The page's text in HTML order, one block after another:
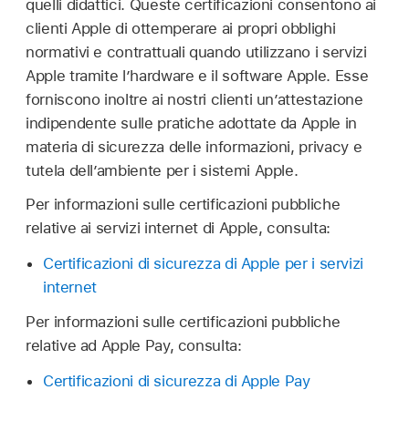
quelli didattici. Queste certificazioni consentono ai
clienti Apple di ottemperare ai propri obblighi
normativi e contrattuali quando utilizzano i servizi
Apple tramite l’hardware e il software Apple. Esse
forniscono inoltre ai nostri clienti un’attestazione
indipendente sulle pratiche adottate da Apple in
materia di sicurezza delle informazioni, privacy e
tutela dell’ambiente per i sistemi Apple.
Per informazioni sulle certificazioni pubbliche
relative ai servizi internet di Apple, consulta:
Certificazioni di sicurezza di Apple per i servizi
internet
Per informazioni sulle certificazioni pubbliche
relative ad Apple Pay, consulta:
Certificazioni di sicurezza di Apple Pay